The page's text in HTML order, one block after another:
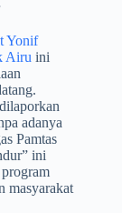
Yonif
Airu ini
adanya
Pamtas
ini
masyarakat